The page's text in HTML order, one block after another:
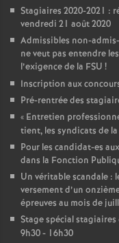
Stagiaires 2020-2021 :
vendredi 21 août 2020
Admissibles non-
ne veut pas entendre
l’exigence de la FSU !
Inscription aux
Pré-rentrée des
« Entretien
tient, les syndicats de
Pour les candidat-es
dans la Fonction
Un véritable scandale :
versement d’un
épreuves au mois de
Stage spécial stagiaires
9h30 - 16h30